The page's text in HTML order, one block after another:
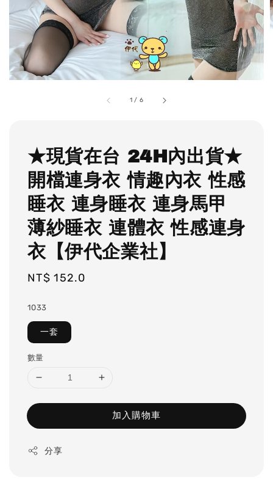
1 / 6
★現貨在台 24H內出貨★
開檔連身衣 情趣內衣 性感
睡衣 連身睡衣 連身馬甲
薄紗睡衣 連體衣 性感連身
衣【伊代企業社】
Regular
NT$ 152.0
1033
一套
數量
加入購物車
分享